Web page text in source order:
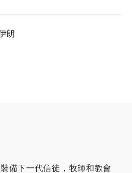
朗
備下一代信徒，牧師和教會